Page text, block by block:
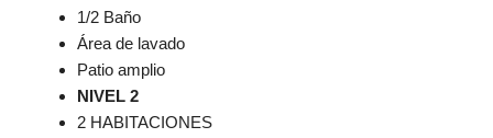
1/2 Baño
Área de lavado
Patio amplio
NIVEL 2
2 HABITACIONES